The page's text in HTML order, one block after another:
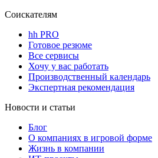
Соискателям
hh PRO
Готовое резюме
Все сервисы
Хочу у вас работать
Производственный календарь
Экспертная рекомендация
Новости и статьи
Блог
О компаниях в игровой форме
Жизнь в компании